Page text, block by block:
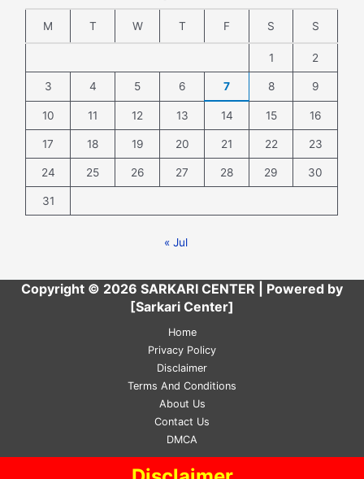
M T W T F S S
1 2
3 4 5 6 7 8 9
10 11 12 13 14 15 16
17 18 19 20 21 22 23
24 25 26 27 28 29 30
31
« Jul
Copyright © 2026 SARKARI CENTER | Powered by
[Sarkari Center]
Home
Privacy Policy
Disclaimer
Terms And Conditions
About Us
Contact Us
DMCA